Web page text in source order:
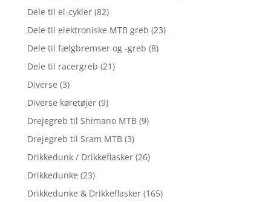
Dele til el-cykler (82)
Dele til elektroniske MTB greb (23)
Dele til fælgbremser og -greb (8)
Dele til racergreb (21)
Diverse (3)
Diverse køretøjer (9)
Drejegreb til Shimano MTB (9)
Drejegreb til Sram MTB (3)
Drikkedunk / Drikkeflasker (26)
Drikkedunke (23)
Drikkedunke & Drikkeflasker (165)